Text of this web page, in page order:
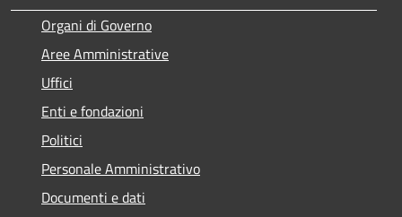
Organi di Governo
Aree Amministrative
Uffici
Enti e fondazioni
Politici
Personale Amministrativo
Documenti e dati